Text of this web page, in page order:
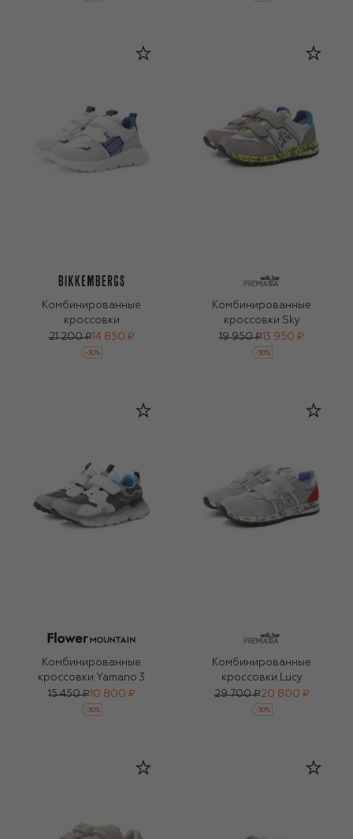
Комбинированные
кроссовки
21 200 ₽14 850 ₽
-30%
Комбинированные
кроссовки Sky
19 950 ₽ 13 950 ₽
-30%
Комбинированные
кроссовки Yamano 3
15 450 ₽10 800 ₽
-30%
Комбинированные
кроссовки Lucy
29 700 ₽20 800 ₽
-30%